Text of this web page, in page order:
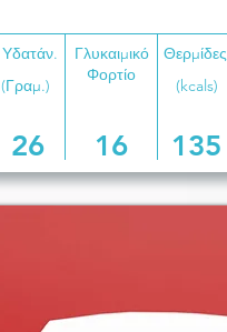
Υδατάν.
Γλυκαιμικό
Φορτίο
(Γραμ.)
Θερμίδες
(kcals)
26 16 135